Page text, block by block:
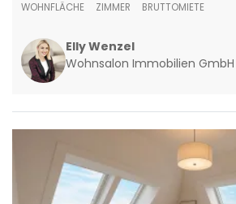
WOHNFLÄCHE ZIMMER BRUTTOMIETE
Elly Wenzel
Wohnsalon Immobilien GmbH